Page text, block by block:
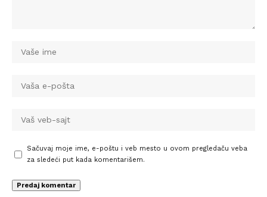
Sačuvaj moje ime, e-poštu i veb mesto u ovom pregledaču veba
za sledeći put kada komentarišem.